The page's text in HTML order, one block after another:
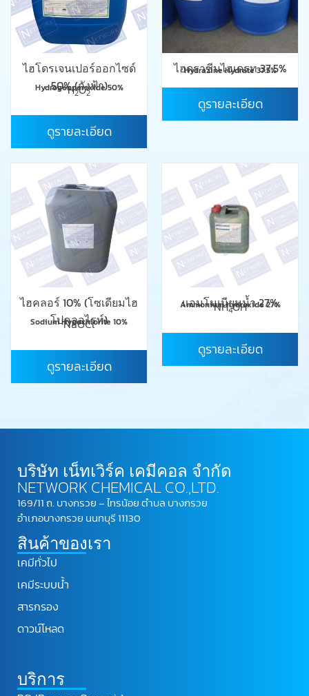
ไฮโดรเจนเปอร์ออกไซด์
50% (ถังฟ้า)
Hydrogenperoxide 50%
H2O2
ดูรายละเอียด
ไฮดราซีนไฮเดรท 37.5%
Hydrazine Hydrate 37.5%
ดูรายละเอียด
ไฮคลอร์ 10% (โซเดียมไฮ
โปคลอไรท์)
Sodium Hypochlorite 10%
NaOCl
ดูรายละเอียด
แอมโมเนียมน้ำ 27%
Ammonium hydroxide 27%
NH4OH
ดูรายละเอียด
บริษัท เน็ทเวิร์ค เคมีคอล จำกัด
NETWORK CHEMICAL CO.,LTD.
169/11 ถ. บางกรวย – ไทรน้อย ตำบล บางกรวย
อำเภอบางกรวย นนทบุรี 11130
สินค้าของเรา
เคมีทั่วไป
เคมีระบบน้ำ
สารกรอง
ดาวน์โหลด
บริการ